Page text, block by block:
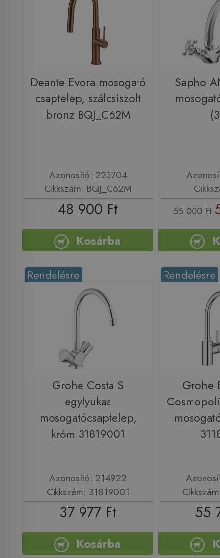
Deante Evora mosogató
csaptelep, szálcsiszolt
bronz BQJ_C62M
Azonosító: 223704
Cikkszám: BQJ_C62M
48 900 Ft
Kosárba
Sapho
55 000 Ft
Rendelésre
Grohe Costa S
egylyukas
mosogatócsaptelep,
króm 31819001
Azonosító: 214922
Cikkszám: 31819001
37 977 Ft
Kosárba
Rendelésre
Grohe
55